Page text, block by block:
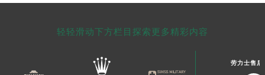
轻轻滑动下方栏目探索更多精彩内容
劳力士售后